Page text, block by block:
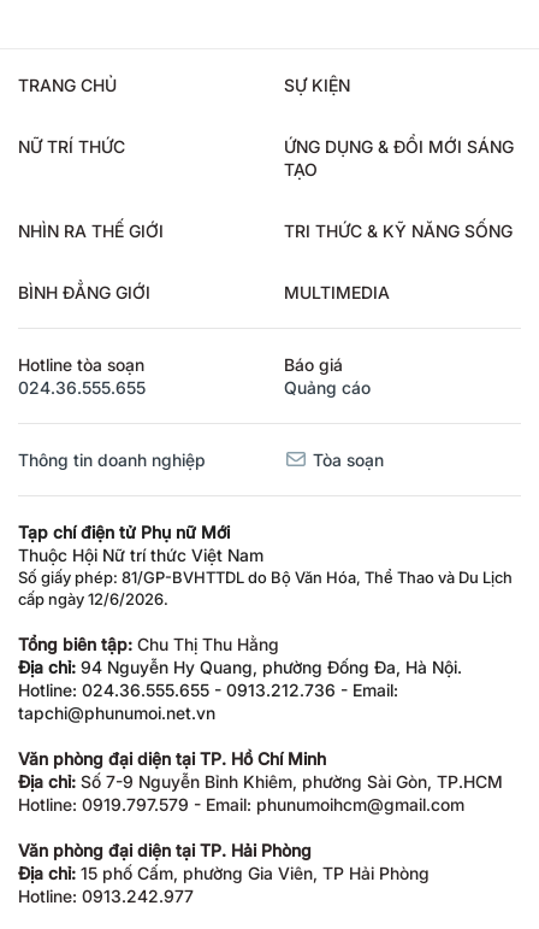
TRANG CHỦ SỰ KIỆN
NỮ TRÍ THỨC
ỨNG DỤNG & ĐỔI MỚI SÁNG
TẠO
NHÌN RA THẾ GIỚI TRI THỨC & KỸ NĂNG SỐNG
BÌNH ĐẲNG GIỚI MULTIMEDIA
Hotline tòa soạn
024.36.555.655
Báo giá
Quảng cáo
Thông tin doanh nghiệp Tòa soạn
Tạp chí điện tử Phụ nữ Mới
Thuộc Hội Nữ trí thức Việt Nam
Số giấy phép: 81/GP-BVHTTDL do Bộ Văn Hóa, Thể Thao và Du Lịch
cấp ngày 12/6/2026.
Tổng biên tập: Chu Thị Thu Hằng
Địa chỉ: 94 Nguyễn Hy Quang, phường Đống Đa, Hà Nội.
Hotline: 024.36.555.655 - 0913.212.736 - Email:
tapchi@phunumoi.net.vn
Văn phòng đại diện tại TP. Hồ Chí Minh
Địa chỉ: Số 7-9 Nguyễn Bỉnh Khiêm, phường Sài Gòn, TP.HCM
Hotline: 0919.797.579 - Email: phunumoihcm@gmail.com
Văn phòng đại diện tại TP. Hải Phòng
Địa chỉ: 15 phố Cấm, phường Gia Viên, TP Hải Phòng
Hotline: 0913.242.977